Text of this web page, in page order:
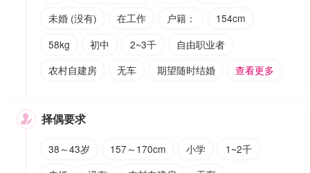
未婚 (没有)
在工作 户籍：
154cm
58kg
初中 2~3千
自由职业者
农村自建房
无车 期望随时结婚 查看更多
 择偶要求
38～43岁 157～170cm 小学
1~2千